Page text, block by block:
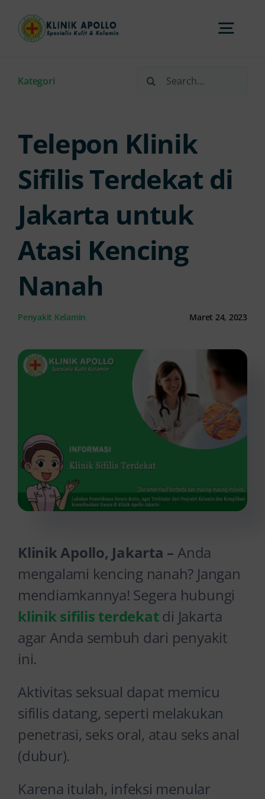
Home
Layanan
FAQs
Artikel
Kontak Kami
Kategori
Search
Telepon Klinik
Sifilis Terdekat di
Jakarta untuk
Atasi Kencing
Nanah
Penyakit Kelamin Maret 24, 2023
Klinik Apollo, Jakarta – Anda
mengalami kencing nanah? Jangan
mendiamkannya! Segera hubungi
klinik sifilis terdekatdi Jakarta
agar Anda sembuh dari penyakit
ini.
Aktivitas seksual dapat memicu
sifilis datang, seperti melakukan
penetrasi, seks oral, atau seks anal
(dubur).
Karena itulah, infeksi menular